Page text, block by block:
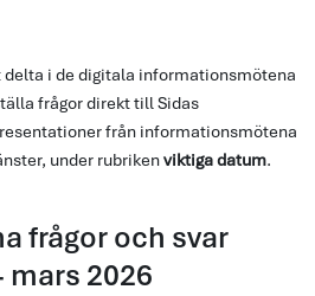
delta i de digitala informationsmötena
frågor direkt till Sidas
från informationsmötena
under rubrikenviktiga datum.
frågor och svar
2026